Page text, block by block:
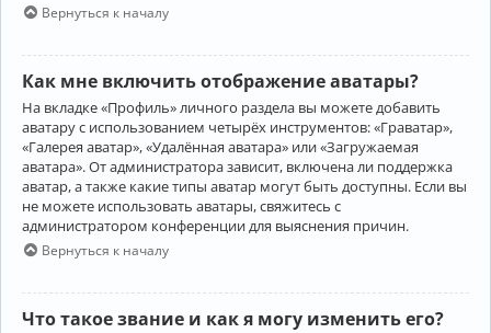
Вернуться к началу
Как мне включить отображение аватары?
На вкладке «Профиль» личного раздела вы можете добавить
аватару с использованием четырёх инструментов: «Граватар»,
«Галерея аватар», «Удалённая аватара» или «Загружаемая
аватара». От администратора зависит, включена ли поддержка
аватар, а также какие типы аватар могут быть доступны. Если вы
не можете использовать аватары, свяжитесь с
администратором конференции для выяснения причин.
Вернуться к началу
Что такое звание и как я могу изменить его?